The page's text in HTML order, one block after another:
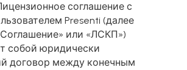
соглашение с
Presenti (далее
или «ЛСКП»)
собой юридически
договор между конечным